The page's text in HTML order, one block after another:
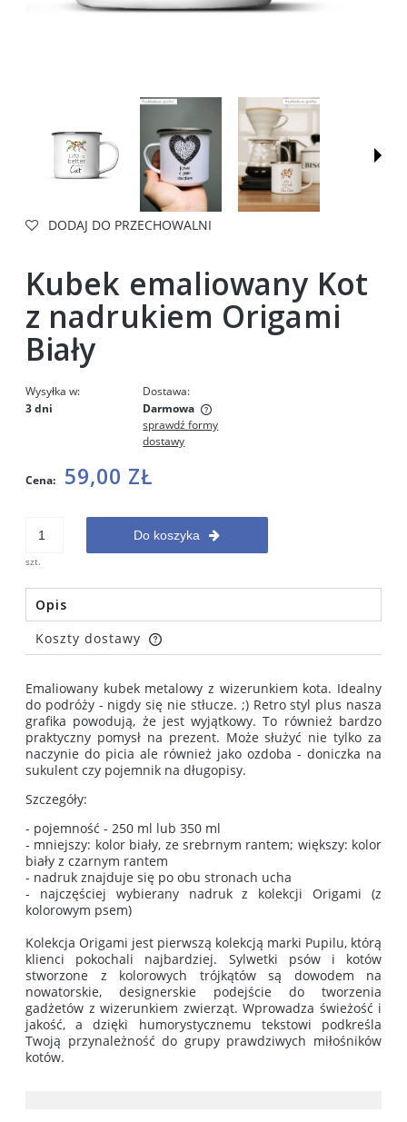
DODAJ DO PRZECHOWALNI
Kubek emaliowany Kot
z nadrukiem Origami
Biały
Wysyłka w:
3 dni
Dostawa:
Darmowa
Cena nie zawiera ewentualnych kosztów płatności
sprawdź formy
dostawy
Cena: 59,00 ZŁ
szt.
Do koszyka
Opis
Koszty dostawy
Cena nie zawiera ewentualnych kosztów płatności
Emaliowany kubek metalowy z wizerunkiem kota. Idealny
do podróży - nigdy się nie stłucze. ;) Retro styl plus nasza
grafika powodują, że jest wyjątkowy. To również bardzo
praktyczny pomysł na prezent. Może służyć nie tylko za
naczynie do picia ale również jako ozdoba - doniczka na
sukulent czy pojemnik na długopisy.
Szczegóły:
- pojemność - 250 ml lub 350 ml
- mniejszy: kolor biały, ze srebrnym rantem; większy: kolor
biały z czarnym rantem
- nadruk znajduje się po obu stronach ucha
- najczęściej wybierany nadruk z kolekcji Origami (z
kolorowym psem)
Kolekcja Origami jest pierwszą kolekcją marki Pupilu, którą
klienci pokochali najbardziej. Sylwetki psów i kotów
stworzone z kolorowych trójkątów są dowodem na
nowatorskie, designerskie podejście do tworzenia
gadżetów z wizerunkiem zwierząt. Wprowadza świeżość i
jakość, a dzięki humorystycznemu tekstowi podkreśla
Twoją przynależność do grupy prawdziwych miłośników
kotów.